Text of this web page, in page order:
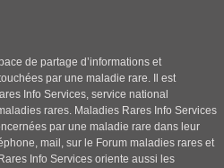
de partage d’informations et
par une maladie rare. Il est
Info Services, service national
rares. Maladies Rares Info Services
par une maladie rare dans leur
mail, sur le Forum maladies rares et
Info Services oriente aussi les